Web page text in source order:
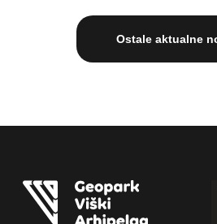
Ostale aktualne